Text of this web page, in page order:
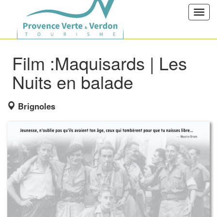
Film :Maquisards | Les
Nuits en balade
Brignoles